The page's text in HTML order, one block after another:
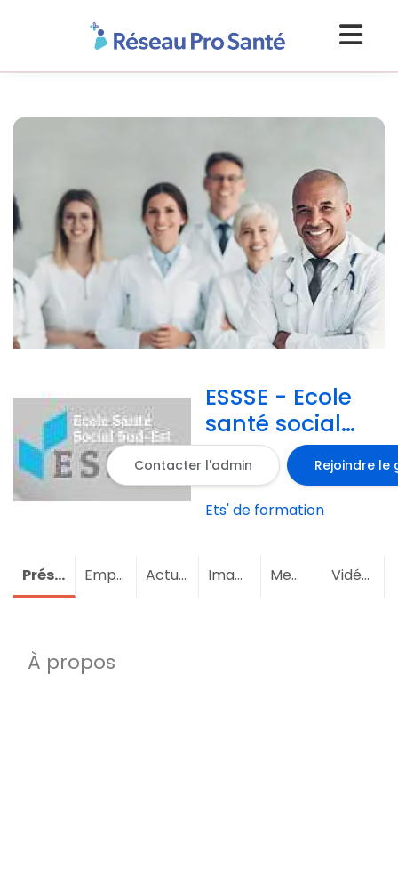
ESSSE - Ecole
santé social
sud-est
Contacter l'admin Rejoindre le
Ets' de formation
Présentation Emploi Actualités Images Membres (3)Vidéos
À propos